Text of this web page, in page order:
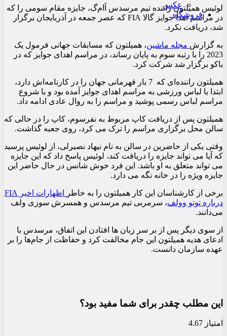
عکس
فروشگاه
لوئیس همیلتون راننده تیم مرسدس آ‌ام‌گ، جایزه مقام سومی را که
در مراسم اهدا جوایز گالا FIA که عصر جمعه در آذربایجان برگزار
شد، دریافت نکرد.
به گزارش مجله ماشین، همیلتون که مسابقات جهانی فرمول یک
2023 را با رتبه سوم به پایان رساند، در مراسم اهدای جوایز که در
باکو برگزار شد شرکت کرد.
همیلتون راننده‌ای که 7 بار قهرمانی جهان را در کارنامه‌اش دارد،
ابتدا با لباس ورزشی به مراسم اهدای جوایز آمده بود و با شروع
مراسم لباس رسمی پوشید و مراسم را به روال عادی ادامه داد.
همیلتون پس از دریافت کاپ مربوط به نفرسوم، کاپ را در حالی که
سالن محل برگزاری مراسم را ترک می کرد، روی جعبه گذاشت.
وقتی یکی از حاضرین در سالن به نام نیهاد نصیرلی، از لوئیس پرسید
که آیا می تواند جایزه را دریافت کند، لوئیس پاسخ داد که این جایزه
می تواند متعلق به او باشد. این فرد خوش شانس در حال حاضر این
جایزه ویژه را در خانه نگه می دارد.
برخی از کارشناسان این کار همیلتون را به خاطر
اظهارات اخیر FIA
درباره توتو وولف، سرمربی تیم مرسدس و همسرش سوزی ولف
می‌دانند.
از سوی دیگر پس از بر سر زبان ها افتادن این اتفاق، مرسدس با
ادعای هدیه همیلتون این جام مخالفت کرد و حفاظت از جام‌ها را بر
عهده سازمان دانست.
این مطلب چقدر برای شما مفید بود؟
امتیاز 4.67